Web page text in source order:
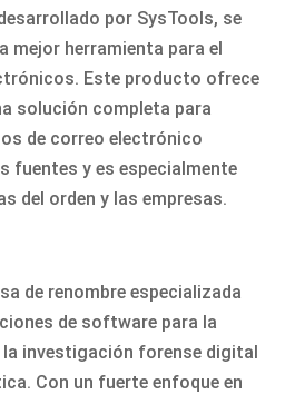
por SysTools, se
mejor herramienta para el
Este producto ofrece
solución completa para
de correo electrónico
fuentes y es especialmente
del orden y las empresas.
de renombre especializada
de software para la
investigación forense digital
Con un fuerte enfoque en